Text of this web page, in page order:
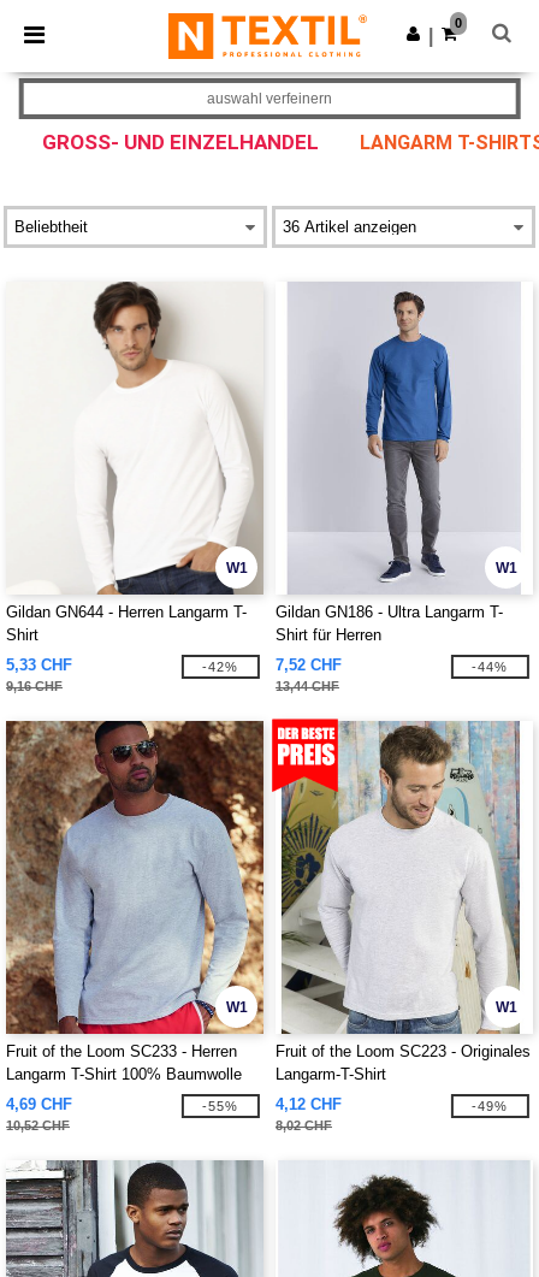
× Ntextil App
Bessere Preise in der App!
App holen
0
GROSS- UND EINZELHANDEL LANGARM T-
auswahl verfeinern
W1
Gildan GN644 - Herren Langarm T-
Shirt
5,33 CHF
9,16 CHF
-42%
W1
Gildan GN186 - Ultra Langarm T-
Shirt für Herren
7,52 CHF
13,44 CHF
-44%
W1
Fruit of the Loom SC233 - Herren
Langarm T-Shirt 100% Baumwolle
4,69 CHF
10,52 CHF
-55%
W1
Fruit of the Loom SC223 - Originales
Langarm-T-Shirt
4,12 CHF
8,02 CHF
-49%